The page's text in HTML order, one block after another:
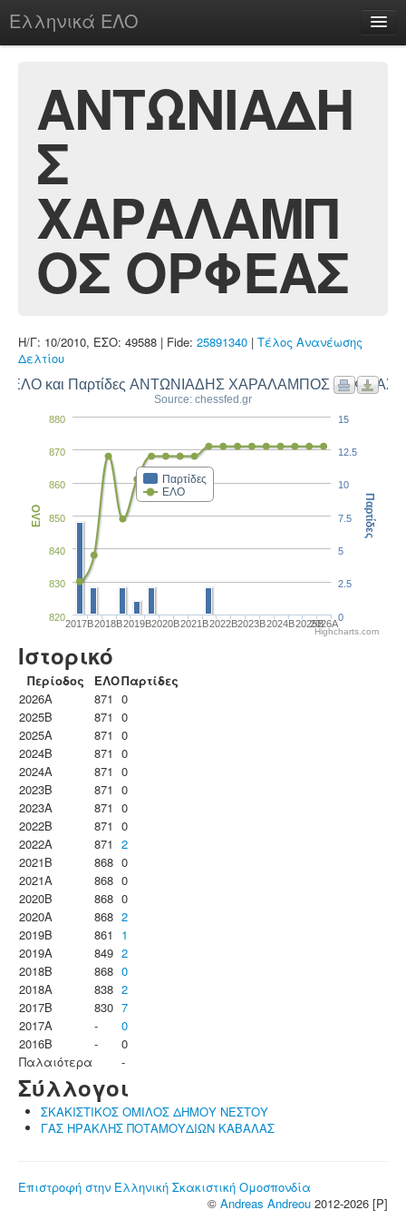
Ελληνικά ΕΛΟ
chesstu.be @ discord
Login
ΑΝΤΩΝΙΑΔΗ
Σ
ΧΑΡΑΛΑΜΠ
ΟΣ ΟΡΦΕΑΣ
Η/Γ: 10/2010, ΕΣΟ: 49588 | Fide: 25891340 | Τέλος Ανανέωσης
Δελτίου
ΕΛΟ και Παρτίδες ΑΝΤΩΝΙΑΔΗΣ ΧΑΡΑΛΑΜΠΟΣ ΟΡΦΕΑΣ
Source: chessfed.gr
Παρτίδες
ΕΛΟ
2017B2018B2019B2020B2021B2022B2023B2024B2025B2026A
820
830
840
850
860
870
880
ΕΛΟ
0
2.5
5
7.5
10
12.5
15
Παρτίδες
Highcharts.com
Ιστορικό
Περίοδος ΕΛΟΠαρτίδες
2026A
871 0
2025B
871 0
2025A
871 0
2024B
871 0
2024A
871 0
2023B
871 0
2023Α
871 0
2022B
871 0
2022A
871 2
2021B
868 0
2021A
868 0
2020B
868 0
2020A
868 2
2019B
861
1
2019A
849 2
2018B
868 0
2018A
838 2
2017B
830 7
2017A
-
0
2016B
-
0
Παλαιότερα
-
Σύλλογοι
ΣΚΑΚΙΣΤΙΚΟΣ ΟΜΙΛΟΣ ΔΗΜΟΥ ΝΕΣΤΟΥ
ΓΑΣ ΗΡΑΚΛΗΣ ΠΟΤΑΜΟΥΔΙΩΝ ΚΑΒΑΛΑΣ
Επιστροφή στην Ελληνική Σκακιστική Ομοσπονδία
© Andreas Andreou 2012-2026 [P]